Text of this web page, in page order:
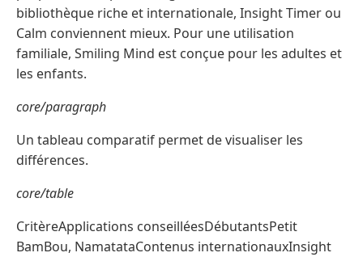
bibliothèque riche et internationale, Insight Timer ou
Calm conviennent mieux. Pour une utilisation
familiale, Smiling Mind est conçue pour les adultes et
les enfants.
core/paragraph
Un tableau comparatif permet de visualiser les
différences.
core/table
CritèreApplications conseilléesDébutantsPetit
BamBou, NamatataContenus internationauxInsight